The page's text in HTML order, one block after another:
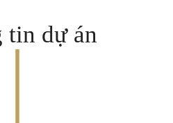
tin dự án